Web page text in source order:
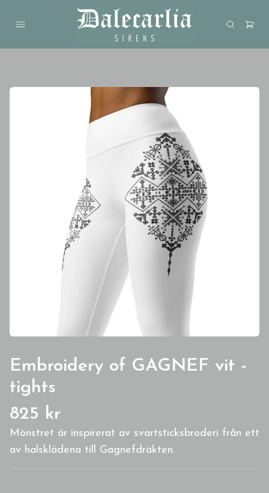
Embroidery of GAGNEF vit -
tights
825 kr
Mönstret är inspirerat av svartsticksbroderi från ett
av halsklädena till Gagnefdräkten.